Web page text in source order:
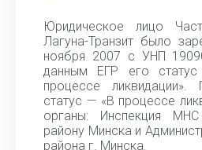
Юридическое лицо
Лагуна-Транзит было
ноября 2007 с УНП
данным ЕГР его
процессе
статус — «В процессе
органы: Инспекция
району Минска и
района г. Минска.